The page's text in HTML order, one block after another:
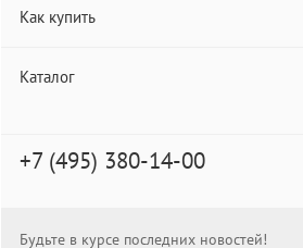
Как купить
Каталог
+7 (495) 380-14-00
Будьте в курсе последних новостей!